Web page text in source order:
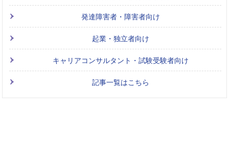
発達障害者・障害者向け
起業・独立者向け
キャリアコンサルタント・試験受験者向け
記事一覧はこちら